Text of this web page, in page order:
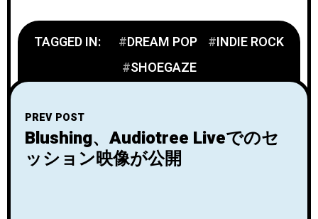
TAGGED IN: DREAM POP
INDIE ROCK
SHOEGAZE
PREV POST
Blushing、Audiotree Liveでのセ
ッション映像が公開